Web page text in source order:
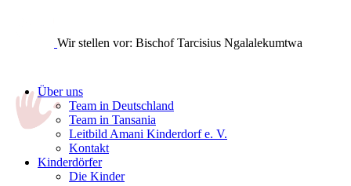
Wir stellen vor: Bischof Tarcisius Ngalalekumtwa
Über uns
Team in Deutschland
Team in Tansania
Leitbild Amani Kinderdorf e. V.
Kontakt
Kinderdörfer
Die Kinder